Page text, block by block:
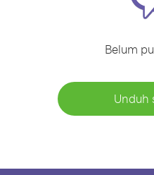
Belum
Unduh